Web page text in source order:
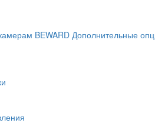
BEWARD Дополнительные